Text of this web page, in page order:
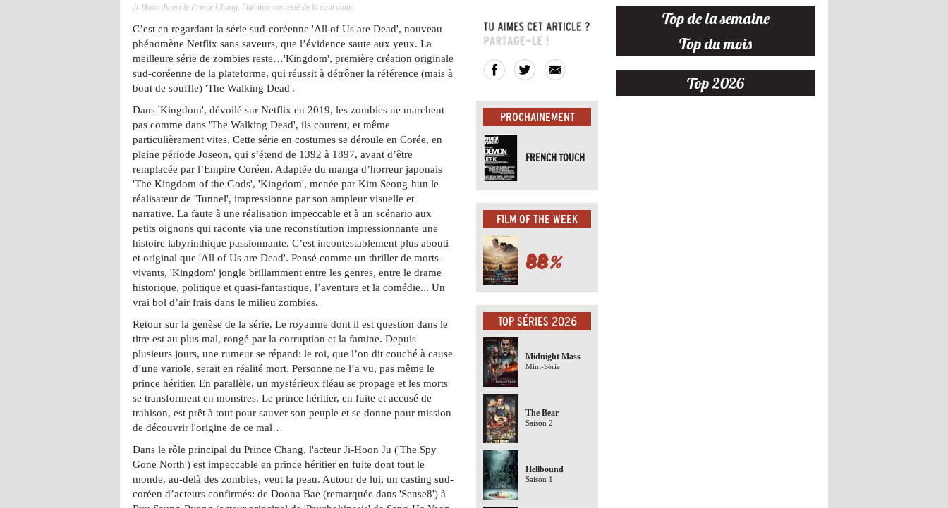
Ji-Hoon Ju est le Prince Chang, l'héritier contesté de la couronne.
C’est en regardant la série sud-coréenne 'All of Us are Dead', nouveau
phénomène Netflix sans saveurs, que l’évidence saute aux yeux. La
meilleure série de zombies reste…'Kingdom', première création originale
sud-coréenne de la plateforme, qui réussit à détrôner la référence (mais à
bout de souffle) 'The Walking Dead'.
Dans 'Kingdom', dévoilé sur Netflix en 2019, les zombies ne marchent
pas comme dans 'The Walking Dead', ils courent, et même
particulièrement vites. Cette série en costumes se déroule en Corée, en
pleine période Joseon, qui s’étend de 1392 à 1897, avant d’être
remplacée par l’Empire Coréen. Adaptée du manga d’horreur japonais
'The Kingdom of the Gods', 'Kingdom', menée par Kim Seong-hun le
réalisateur de 'Tunnel', impressionne par son ampleur visuelle et
narrative. La faute à une réalisation impeccable et à un scénario aux
petits oignons qui raconte via une reconstitution impressionnante une
histoire labyrinthique passionnante. C’est incontestablement plus abouti
et original que 'All of Us are Dead'. Pensé comme un thriller de morts-
vivants, 'Kingdom' jongle brillamment entre les genres, entre le drame
historique, politique et quasi-fantastique, l’aventure et la comédie... Un
vrai bol d’air frais dans le milieu zombies.
Retour sur la genèse de la série. Le royaume dont il est question dans le
titre est au plus mal, rongé par la corruption et la famine. Depuis
plusieurs jours, une rumeur se répand: le roi, que l’on dit couché à cause
d’une variole, serait en réalité mort. Personne ne l’a vu, pas même le
prince héritier. En parallèle, un mystérieux fléau se propage et les morts
se transforment en monstres. Le prince héritier, en fuite et accusé de
trahison, est prêt à tout pour sauver son peuple et se donne pour mission
de découvrir l'origine de ce mal…
Dans le rôle principal du Prince Chang, l'acteur Ji-Hoon Ju ('The Spy
Gone North') est impeccable en prince héritier en fuite dont tout le
monde, au-delà des zombies, veut la peau. Autour de lui, un casting sud-
coréen d’acteurs confirmés: de Doona Bae (remarquée dans 'Sense8') à
PROCHAINEMENT
FRENCH TOUCH
FILM OF THE WEEK
88%
TOP SÉRIES 2026
Midnight Mass
Mini-Série
The Bear
Saison 2
Hellbound
Saison 1
Top de la semaine
Top du mois
Top 2026